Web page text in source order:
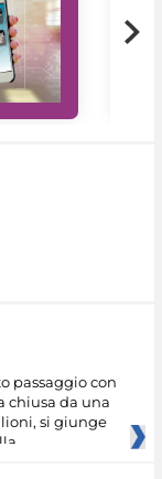
passaggio con
chiusa da una
si giunge